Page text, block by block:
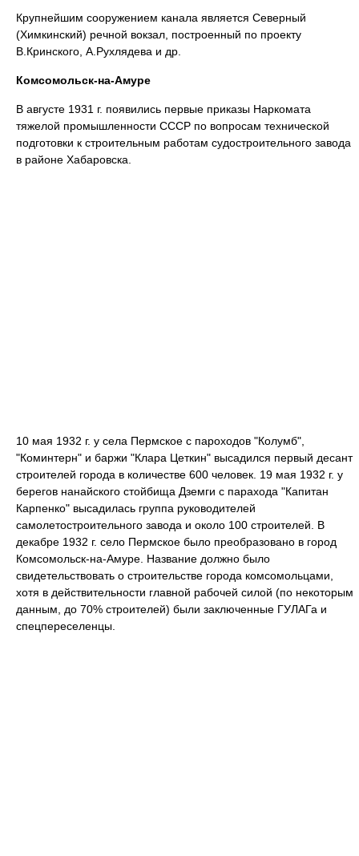
Крупнейшим сооружением канала является Северный
(Химкинский) речной вокзал, построенный по проекту
В.Кринского, А.Рухлядева и др.
Комсомольск-на-Амуре
В августе 1931 г. появились первые приказы Наркомата
тяжелой промышленности СССР по вопросам технической
подготовки к строительным работам судостроительного завода
в районе Хабаровска.
10 мая 1932 г. у села Пермское с пароходов "Колумб",
"Коминтерн" и баржи "Клара Цеткин" высадился первый десант
строителей города в количестве 600 человек. 19 мая 1932 г. у
берегов нанайского стойбища Дземги с парахода "Капитан
Карпенко" высадилась группа руководителей
самолетостроительного завода и около 100 строителей. В
декабре 1932 г. село Пермское было преобразовано в город
Комсомольск-на-Амуре. Название должно было
свидетельствовать о строительстве города комсомольцами,
хотя в действительности главной рабочей силой (по некоторым
данным, до 70% строителей) были заключенные ГУЛАГа и
спецпереселенцы.